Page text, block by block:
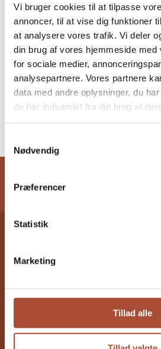
Vi bruger cookies til at tilpasse
annoncer, til at vise dig funktioner
at analysere vores trafik. Vi deler
din brug af vores hjemmeside med
for sociale medier,
analysepartnere. Vores partnere
data med andre oplysninger, du
de har indsamlet fra din brug af
Nødvendig
Præferencer
Statistik
Marketing
Tillad alle
Dato:
8, august 2026
Tidspunkt:
STED
Messe C, Fredericia
Om Danske Murermestre
Medlemmer
Kontakt